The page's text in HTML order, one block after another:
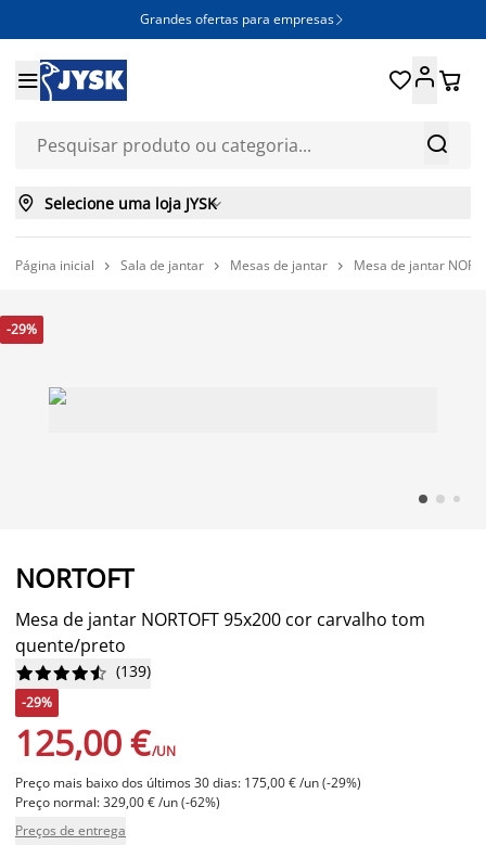
Grandes ofertas para empresas 


 
 Selecione uma loja JYSK
Página inicial  Sala de jantar  Mesas de jantar  Mesa de jantar
-29%
NORTOFT
Mesa de jantar NORTOFT 95x200 cor carvalho tom
quente/preto





 (139)
-29%
125,00 €/UN
Preço mais baixo dos últimos 30 dias: 175,00 € /un (-29%)
Preço normal: 329,00 € /un (-62%)
Preços de entrega